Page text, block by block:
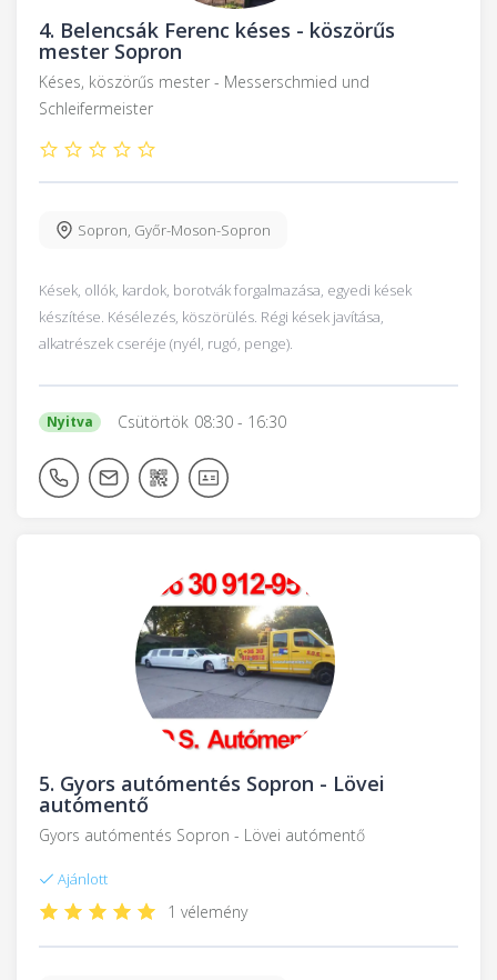
4. Belencsák Ferenc késes - köszörűs
mester Sopron
Késes, köszörűs mester - Messerschmied und
Schleifermeister
Sopron, Győr-Moson-Sopron
Kések, ollók, kardok, borotvák forgalmazása, egyedi kések
készítése. Késélezés, köszörülés. Régi kések javítása,
alkatrészek cseréje (nyél, rugó, penge).
Nyitva Csütörtök 08:30 - 16:30
5. Gyors autómentés Sopron - Lövei
autómentő
Gyors autómentés Sopron - Lövei autómentő
Ajánlott
1 vélemény